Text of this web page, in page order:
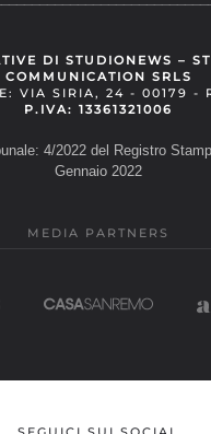
DI STUDIONEWS –
COMMUNICATION SRLS
VIA SIRIA, 24 - 00179 -
P.IVA: 13361321006
4/2022 del Registro
Gennaio 2022
MEDIA PARTNERS